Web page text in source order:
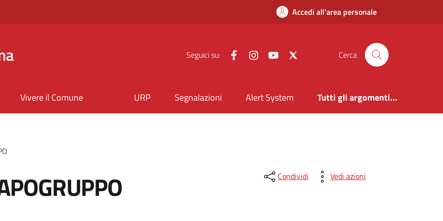
Accedi all'area personale
Seguici su: FacebookInstagramYouTube Cerca
Vivere il Comune URP Segnalazioni Alert System Tutti gli argomenti...
Condividi Vedi azioni